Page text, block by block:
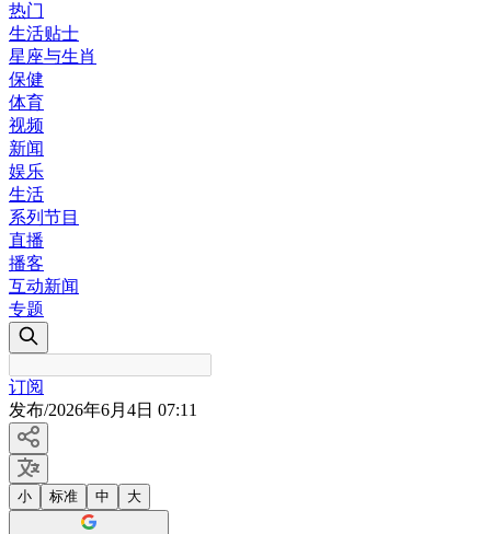
热门
生活贴士
星座与生肖
保健
体育
视频
新闻
娱乐
生活
系列节目
直播
播客
互动新闻
专题
订阅
发布/2026年6月4日 07:11
小 标准 中 大